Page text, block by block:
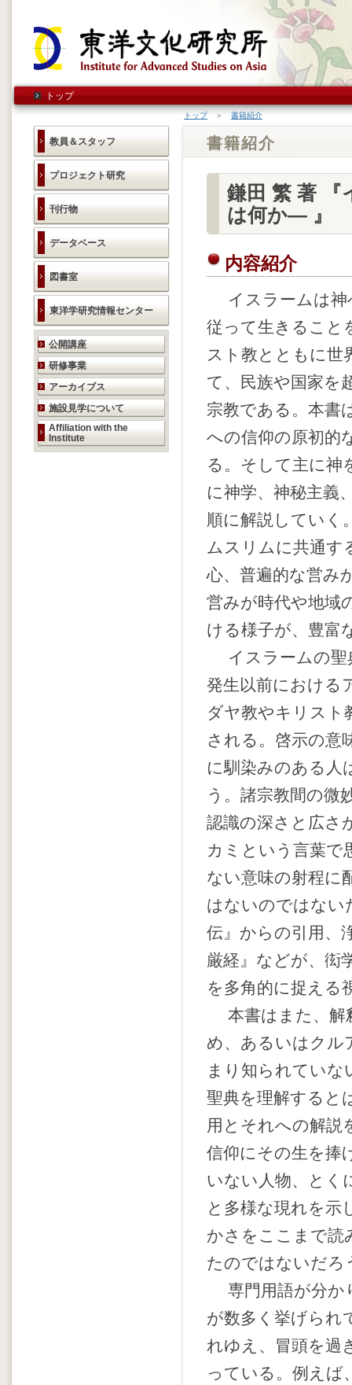
トップ
教員＆スタッフ
プロジェクト研究
刊行物
データベース
図書室
東洋学研究情報センター
研究活動のご案内
公開講座
研修事業
アーカイブス
施設見学について
Affiliation with the
Institute
トップ＞ 書籍紹介
書籍紹介
鎌田 繁 著
は何か― 』
内容紹介
イスラームは神
従って生きること
スト教とともに世
て、民族や国家を
宗教である。本書
への信仰の原初的
る。そして主に神
に神学、神秘主義
順に解説していく
ムスリムに共通す
心、普遍的な営み
営みが時代や地域
ける様子が、豊富
イスラームの聖
発生以前における
ダヤ教やキリスト
される。啓示の意
に馴染みのある人
う。諸宗教間の微
認識の深さと広さ
カミという言葉で
ない意味の射程に
はないのではない
伝』からの引用、
厳経』などが、衒
を多角的に捉える
本書はまた、解
め、あるいはクル
まり知られていな
聖典を理解すると
用とそれへの解説
信仰にその生を捧
いない人物、とく
と多様な現れを示
かさをここまで読
たのではないだろ
専門用語が分か
が数多く挙げられ
れゆえ、冒頭を過
っている。例えば